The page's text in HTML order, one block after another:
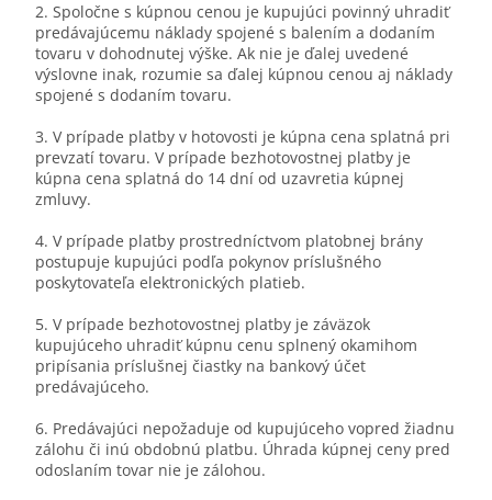
2. Spoločne s kúpnou cenou je kupujúci povinný uhradiť
predávajúcemu náklady spojené s balením a dodaním
tovaru v dohodnutej výške. Ak nie je ďalej uvedené
výslovne inak, rozumie sa ďalej kúpnou cenou aj náklady
spojené s dodaním tovaru.
3. V prípade platby v hotovosti je kúpna cena splatná pri
prevzatí tovaru. V prípade bezhotovostnej platby je
kúpna cena splatná do 14 dní od uzavretia kúpnej
zmluvy.
4. V prípade platby prostredníctvom platobnej brány
postupuje kupujúci podľa pokynov príslušného
poskytovateľa elektronických platieb.
5. V prípade bezhotovostnej platby je záväzok
kupujúceho uhradiť kúpnu cenu splnený okamihom
pripísania príslušnej čiastky na bankový účet
predávajúceho.
6. Predávajúci nepožaduje od kupujúceho vopred žiadnu
zálohu či inú obdobnú platbu. Úhrada kúpnej ceny pred
odoslaním tovar nie je zálohou.